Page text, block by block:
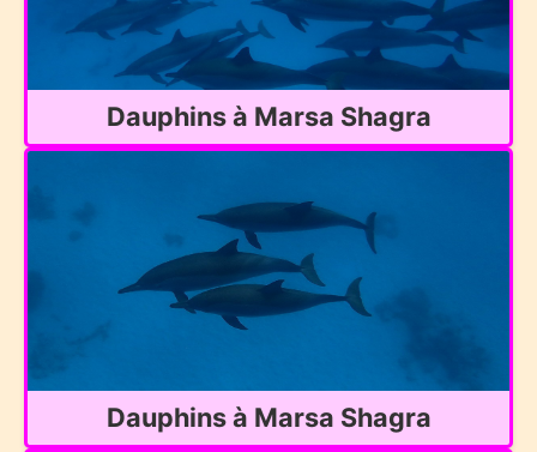
Dauphins à Marsa Shagra
Dauphins à Marsa Shagra